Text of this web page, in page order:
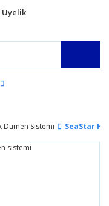
Üyelik
Dümen Sistemi SeaStar